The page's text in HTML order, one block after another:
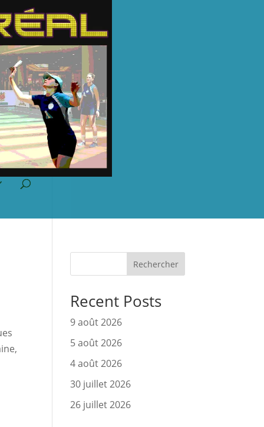
Rechercher
Recent Posts
9 août 2026
5 août 2026
4 août 2026
30 juillet 2026
26 juillet 2026